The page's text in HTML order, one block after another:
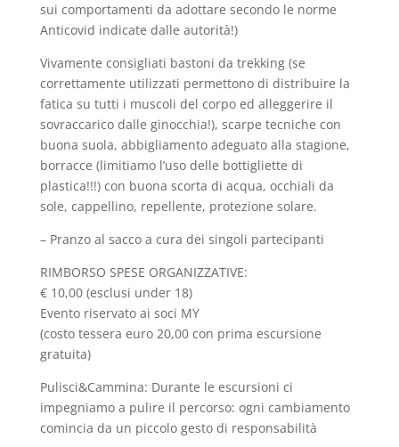
sui comportamenti da adottare secondo le norme
Anticovid indicate dalle autorità!)
Vivamente consigliati bastoni da trekking (se
correttamente utilizzati permettono di distribuire la
fatica su tutti i muscoli del corpo ed alleggerire il
sovraccarico dalle ginocchia!), scarpe tecniche con
buona suola, abbigliamento adeguato alla stagione,
borracce (limitiamo l’uso delle bottigliette di
plastica!!!) con buona scorta di acqua, occhiali da
sole, cappellino, repellente, protezione solare.
– Pranzo al sacco a cura dei singoli partecipanti
RIMBORSO SPESE ORGANIZZATIVE:
€ 10,00 (esclusi under 18)
Evento riservato ai soci MY
(costo tessera euro 20,00 con prima escursione
gratuita)
Pulisci&Cammina: Durante le escursioni ci
impegniamo a pulire il percorso: ogni cambiamento
comincia da un piccolo gesto di responsabilità